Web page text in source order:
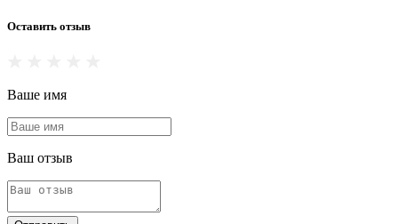
Оставить отзыв
Ваше имя
Ваш отзыв